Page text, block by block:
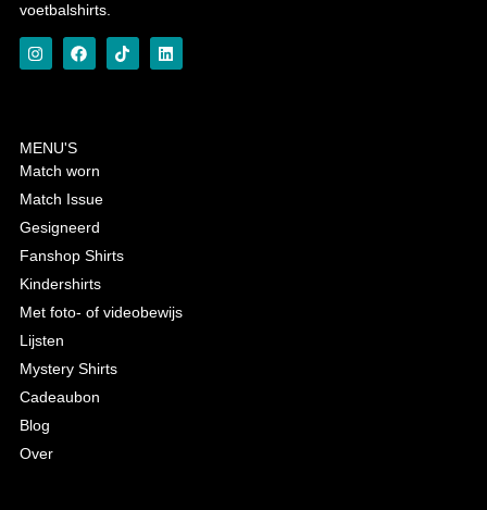
voetbalshirts.
MENU'S
Match worn
Match Issue
Gesigneerd
Fanshop Shirts
Kindershirts
Met foto- of videobewijs
Lijsten
Mystery Shirts
Cadeaubon
Blog
Over